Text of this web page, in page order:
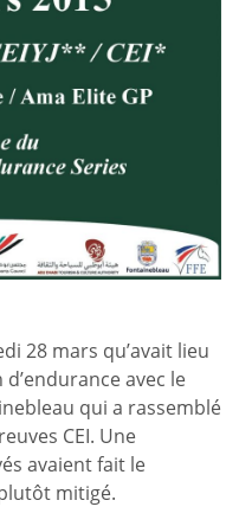
28 mars qu’avait lieu
avec le
qui a rassemblé
CEI. Une
avaient fait le
mitigé.